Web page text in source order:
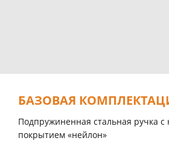
БАЗОВАЯ
Подпружиненная стальная ручка
покрытием «нейлон»